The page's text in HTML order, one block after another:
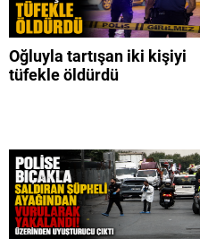
Oğluyla tartışan iki kişiyi
tüfekle öldürdü